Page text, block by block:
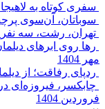
سفری کوتاه به
سوباتان، آن‌سوی
تهران، رشت، سه نفر
رها روی ابرهای
مهر 1404
ردپای رفاقت؛ از
چابکسر، فیروزه‌ای
فروردین 1404